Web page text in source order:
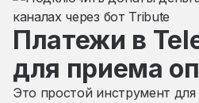
Платежи в
для приема
Это простой инструмент